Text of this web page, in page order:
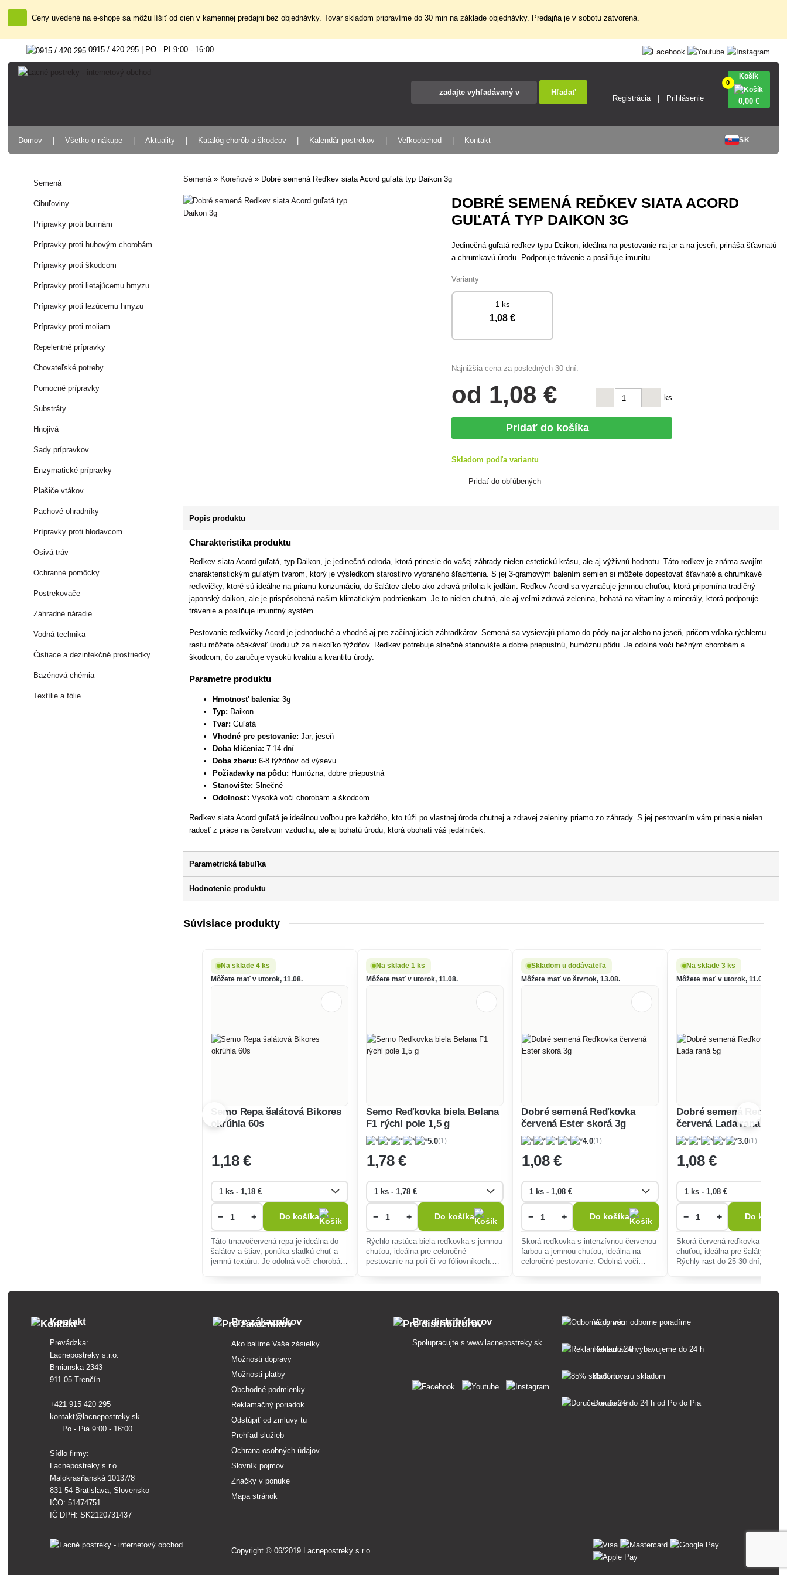
Ceny uvedené na e-shope sa môžu líšiť od cien v kamennej predajni bez objednávky. Tovar skladom pripravíme do 30 min na základe objednávky. Predajňa je v sobotu zatvorená.
0915 / 420 295 | PO - PI 9:00 - 16:00
Hľadať
Registrácia Prihlásenie
0
Košík
0,00 €
SK
Domov Všetko o nákupe Aktuality Katalóg chorôb a škodcov Kalendár postrekov Veľkoobchod Kontakt
Semená
Cibuľoviny
Prípravky proti burinám
Prípravky proti hubovým chorobám
Prípravky proti škodcom
Prípravky proti lietajúcemu hmyzu
Prípravky proti lezúcemu hmyzu
Prípravky proti moliam
Repelentné prípravky
Chovateľské potreby
Pomocné prípravky
Substráty
Hnojivá
Sady prípravkov
Enzymatické prípravky
Plašiče vtákov
Pachové ohradníky
Prípravky proti hlodavcom
Osivá tráv
Ochranné pomôcky
Postrekovače
Záhradné náradie
Vodná technika
Čistiace a dezinfekčné prostriedky
Bazénová chémia
Textílie a fólie
Semená» Koreňové » Dobré semená Reďkev siata Acord guľatá typ Daikon 3g
DOBRÉ SEMENÁ REĎKEV SIATA ACORD
GUĽATÁ TYP DAIKON 3G
Jedinečná guľatá reďkev typu Daikon, ideálna na pestovanie na jar a na jeseň, prináša šťavnatú
a chrumkavú úrodu. Podporuje trávenie a posilňuje imunitu.
Varianty
1 ks
1,08 €
Najnižšia cena za posledných 30 dní:
od 1,08 € ks
Pridať do košíka
Skladom podľa variantu
Pridať do obľúbených
Popis produktu
Charakteristika produktu
Reďkev siata Acord guľatá, typ Daikon, je jedinečná odroda, ktorá prinesie do vašej záhrady nielen estetickú krásu, ale aj výživnú hodnotu. Táto reďkev je známa svojím
charakteristickým guľatým tvarom, ktorý je výsledkom starostlivo vybraného šľachtenia. S jej 3-gramovým balením semien si môžete dopestovať šťavnaté a chrumkavé
reďkvičky, ktoré sú ideálne na priamu konzumáciu, do šalátov alebo ako zdravá príloha k jedlám. Reďkev Acord sa vyznačuje jemnou chuťou, ktorá pripomína tradičný
japonský daikon, ale je prispôsobená našim klimatickým podmienkam. Je to nielen chutná, ale aj veľmi zdravá zelenina, bohatá na vitamíny a minerály, ktorá podporuje
trávenie a posilňuje imunitný systém.
Pestovanie reďkvičky Acord je jednoduché a vhodné aj pre začínajúcich záhradkárov. Semená sa vysievajú priamo do pôdy na jar alebo na jeseň, pričom vďaka rýchlemu
rastu môžete očakávať úrodu už za niekoľko týždňov. Reďkev potrebuje slnečné stanovište a dobre priepustnú, humóznu pôdu. Je odolná voči bežným chorobám a
škodcom, čo zaručuje vysokú kvalitu a kvantitu úrody.
Parametre produktu
Hmotnosť balenia: 3g
Typ: Daikon
Tvar: Guľatá
Vhodné pre pestovanie: Jar, jeseň
Doba klíčenia: 7-14 dní
Doba zberu: 6-8 týždňov od výsevu
Požiadavky na pôdu: Humózna, dobre priepustná
Stanovište: Slnečné
Odolnosť: Vysoká voči chorobám a škodcom
Reďkev siata Acord guľatá je ideálnou voľbou pre každého, kto túži po vlastnej úrode chutnej a zdravej zeleniny priamo zo záhrady. S jej pestovaním vám prinesie nielen
radosť z práce na čerstvom vzduchu, ale aj bohatú úrodu, ktorá obohatí váš jedálniček.
Parametrická tabuľka
Hodnotenie produktu
Súvisiace produkty
Na sklade 4 ks
Môžete mať v utorok, 11.08.
Semo Repa šalátová Bikores
okrúhla 60s
1,18 €
− + Do košíka
Táto tmavočervená repa je ideálna do
šalátov a štiav, ponúka sladkú chuť a
jemnú textúru. Je odolná voči chorobám
Na sklade 1 ks
Môžete mať v utorok, 11.08.
Semo Reďkovka biela Belana
F1 rýchl pole 1,5 g
5.0(1)
1,78 €
− + Do košíka
Rýchlo rastúca biela reďkovka s jemnou
chuťou, ideálna pre celoročné
pestovanie na poli či vo fóliovníkoch.
Skladom u dodávateľa
Môžete mať vo štvrtok, 13.08.
Dobré semená Reďkovka
červená Ester skorá 3g
4.0(1)
1,08 €
− + Do košíka
Skorá reďkovka s intenzívnou červenou
farbou a jemnou chuťou, ideálna na
celoročné pestovanie. Odolná voči
Na sklade 3 ks
Môžete mať v utorok, 11.08.
Dobré semená
červená Lada raná 5g
3.0(1)
1,08 €
− + Do košíka
Skorá červená reďkovka s
chuťou, ideálna pre šaláty a
Rýchly rast do 25-30 dní,
Kontakt
Prevádzka:
Lacnepostreky s.r.o.
Brnianska 2343
911 05 Trenčín
+421 915 420 295
kontakt@lacnepostreky.sk
Po - Pia 9:00 - 16:00
Sídlo firmy:
Lacnepostreky s.r.o.
Malokrasňanská 10137/8
831 54 Bratislava, Slovensko
IČO: 51474751
IČ DPH: SK2120731437
Pre zákazníkov
Ako balíme Vaše zásielky
Možnosti dopravy
Možnosti platby
Obchodné podmienky
Reklamačný poriadok
Odstúpiť od zmluvy tu
Prehľad služieb
Ochrana osobných údajov
Slovník pojmov
Značky v ponuke
Mapa stránok
Pre distribútorov
Spolupracujte swww.lacnepostreky.sk
Vždy vám odborne poradíme
Reklamácie vybavujeme do 24 h
85 % tovaru skladom
Doručenie do 24 h od Po do Pia
Copyright © 06/2019 Lacnepostreky s.r.o.